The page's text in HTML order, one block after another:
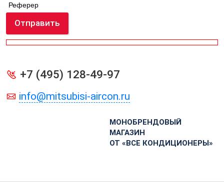
Реферер
Отправить
+7 (495) 128-49-97
info@mitsubisi-aircon.ru
МОНОБРЕНДОВЫЙ
МАГАЗИН
ОТ «ВСЕ КОНДИЦИОНЕРЫ»